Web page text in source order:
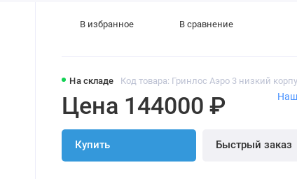
На складе Код товара: Гринлос Аэро 3 низкий
Цена 144000 ₽
Купить Быстрый заказ
В избранное В сравнение